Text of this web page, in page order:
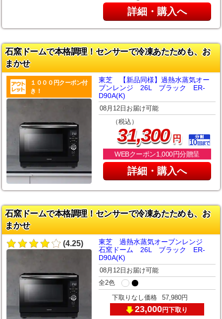
詳細・購入へ
石窯ドームで本格調理！センサーで冷凍あたためも、お
まかせ
１０００円クーポン付
き！
東芝 【新品同様】過熱水蒸気オー
ブンレンジ 26L ブラック ER-
D90A(K)
08月12日お届け可能
（税込）
31,300円
WEBクーポン1,000円分贈呈
詳細・購入へ
石窯ドームで本格調理！センサーで冷凍あたためも、お
まかせ
(4.25)
東芝 過熱水蒸気オーブンレンジ
石窯ドーム 26L ブラック ER-
D90A(K)
08月12日お届け可能
全2色
下取りなし価格 57,980円
23,000円下取り